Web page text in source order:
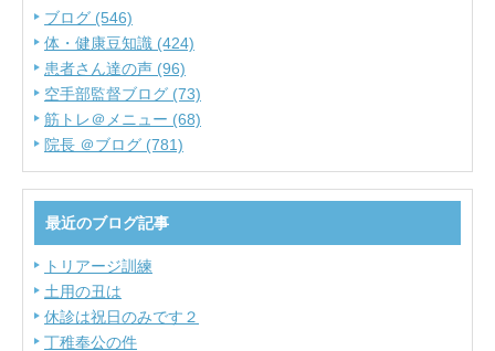
ブログ (546)
体・健康豆知識 (424)
患者さん達の声 (96)
空手部監督ブログ (73)
筋トレ＠メニュー (68)
院長 ＠ブログ (781)
最近のブログ記事
トリアージ訓練
土用の丑は
休診は祝日のみです２
丁稚奉公の件